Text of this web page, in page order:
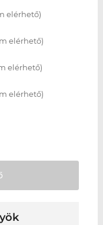
elérhető)
elérhető)
elérhető)
elérhető)